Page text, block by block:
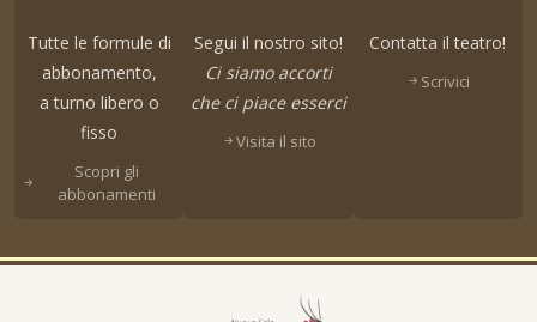
Tutte le formule di
abbonamento,
a turno libero o
fisso
Scopri gli
abbonamenti
Segui il nostro sito!
Ci siamo accorti
che ci piace esserci
Visita il sito
Contatta il teatro!
Scrivici